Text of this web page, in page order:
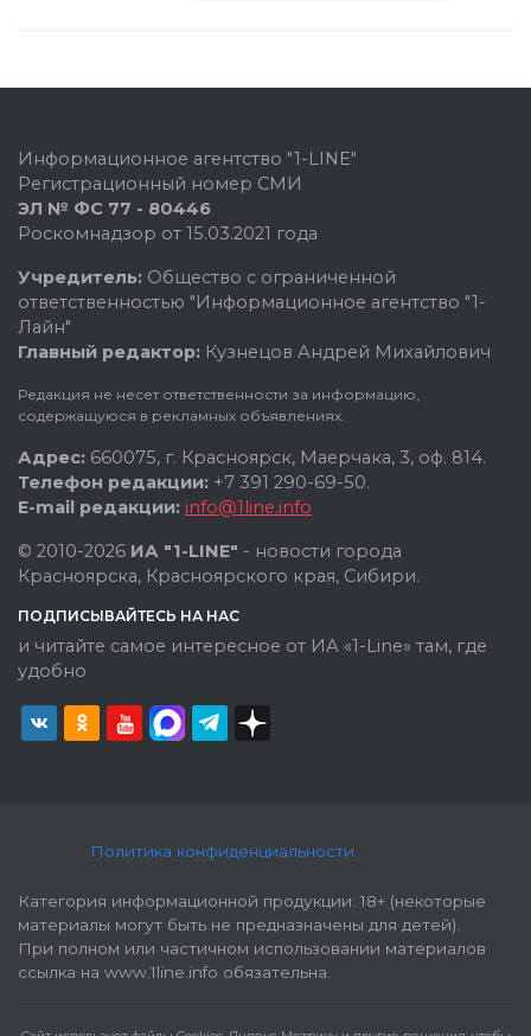
Информационное агентство "1-LINE"
Регистрационный номер СМИ
ЭЛ № ФС 77 - 80446
Роскомнадзор от 15.03.2021 года
Учредитель: Общество с ограниченной
ответственностью "Информационное агентство "1-
Лайн"
Главный редактор: Кузнецов Андрей Михайлович
Редакция не несет ответственности за информацию,
содержащуюся в рекламных объявлениях.
Адрес: 660075, г. Красноярск, Маерчака, 3, оф. 814.
Телефон редакции: +7 391 290-69-50.
E-mail редакции: info@1line.info
© 2010-2026 ИА "1-LINE" - новости города
Красноярска, Красноярского края, Сибири.
ПОДПИСЫВАЙТЕСЬ НА НАС
и читайте самое интересное от ИА «1-Line» там, где
удобно
Политика конфиденциальности
Категория информационной продукции: 18+ (некоторые
материалы могут быть не предназначены для детей).
При полном или частичном использовании материалов
ссылка на www.1line.info обязательна.